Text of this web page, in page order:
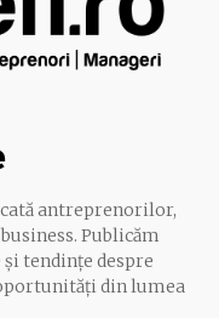
antreprenorilor,
Publicăm
tendințe despre
din lumea